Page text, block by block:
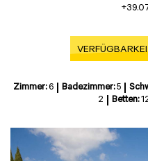
Zimmer:6 Badezimmer:5
2
Betten: